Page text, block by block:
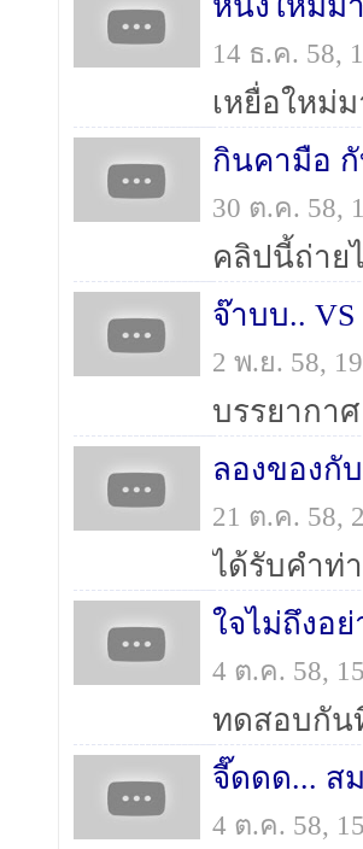
14 ธ.ค. 58,
เหยื่อใหม่
กินคามือ
30 ต.ค. 58,
จ๊าบบ..
2 พ.ย. 58,
บรรยากา
ลองของกั
21 ต.ค. 58,
ใจไม่ถึงอ
4 ต.ค. 58,
ทดสอบกัน
จี๊ดดด... ส
4 ต.ค. 58,